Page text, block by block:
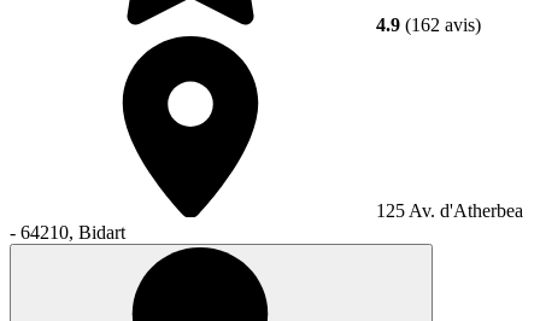
4.9 (162 avis)
125 Av. d'Atherbea
- 64210, Bidart